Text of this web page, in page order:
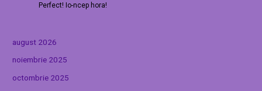
Perfect! Io-ncep hora!
august 2026
noiembrie 2025
octombrie 2025